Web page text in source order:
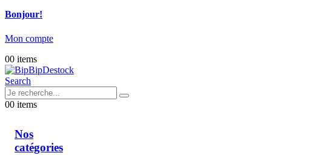
Bonjour!
Mon compte
00 items
Search
00 items
Nos
catégories